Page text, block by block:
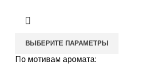
ВЫБЕРИТЕ ПАРАМЕТРЫ
По мотивам аромата: